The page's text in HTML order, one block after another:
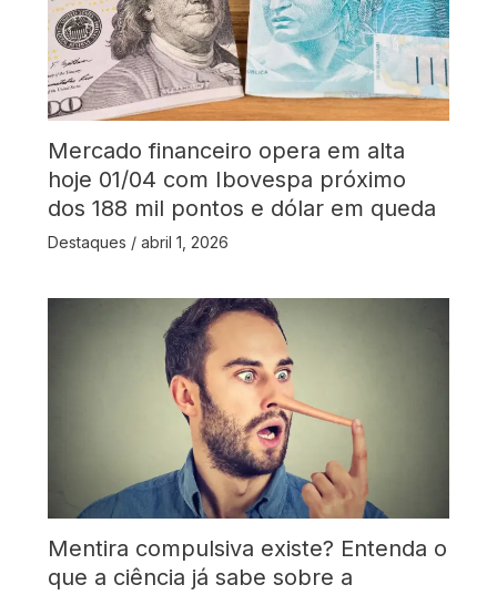
Mercado financeiro opera em alta
hoje 01/04 com Ibovespa próximo
dos 188 mil pontos e dólar em queda
Destaques / abril 1, 2026
Mentira compulsiva existe? Entenda o
que a ciência já sabe sobre a